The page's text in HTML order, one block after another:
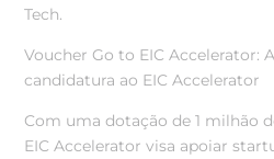
Tech.
Voucher Go to EIC Accelerator:
candidatura ao EIC Accelerator
Com uma dotação de 1 milhão
EIC Accelerator visa apoiar